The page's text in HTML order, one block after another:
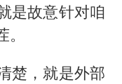
是故意针对咱
楚，就是外部